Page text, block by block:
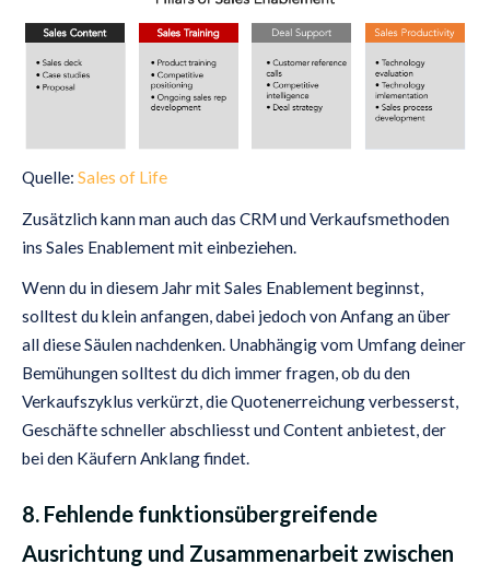
Quelle: Sales of Life
Zusätzlich kann man auch das CRM und Verkaufsmethoden
ins Sales Enablement mit einbeziehen.
Wenn du in diesem Jahr mit Sales Enablement beginnst,
solltest du klein anfangen, dabei jedoch von Anfang an über
all diese Säulen nachdenken. Unabhängig vom Umfang deiner
Bemühungen solltest du dich immer fragen, ob du den
Verkaufszyklus verkürzt, die Quotenerreichung verbesserst,
Geschäfte schneller abschliesst und Content anbietest, der
bei den Käufern Anklang findet.
8. Fehlende funktionsübergreifende
Ausrichtung und Zusammenarbeit zwischen